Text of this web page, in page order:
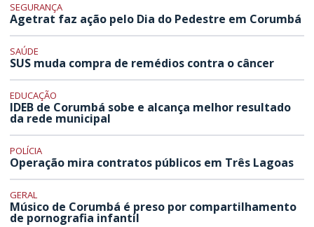
SEGURANÇA
Agetrat faz ação pelo Dia do Pedestre em Corumbá
SAÚDE
SUS muda compra de remédios contra o câncer
EDUCAÇÃO
IDEB de Corumbá sobe e alcança melhor resultado
da rede municipal
POLÍCIA
Operação mira contratos públicos em Três Lagoas
GERAL
Músico de Corumbá é preso por compartilhamento
de pornografia infantil